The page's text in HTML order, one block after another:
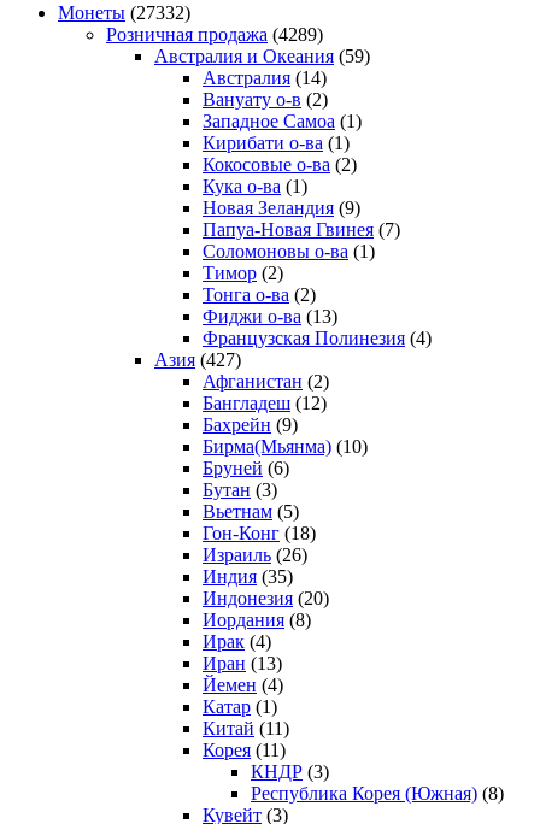
Монеты (27332)
Розничная продажа (4289)
Австралия и Океания (59)
Австралия (14)
Вануату о-в (2)
Западное Самоа (1)
Кирибати о-ва (1)
Кокосовые о-ва (2)
Кука о-ва (1)
Новая Зеландия (9)
Папуа-Новая Гвинея (7)
Соломоновы о-ва (1)
Тимор (2)
Тонга о-ва (2)
Фиджи о-ва (13)
Французская Полинезия (4)
Азия (427)
Афганистан (2)
Бангладеш (12)
Бахрейн (9)
Бирма(Мьянма) (10)
Бруней (6)
Бутан (3)
Вьетнам (5)
Гон-Конг (18)
Израиль (26)
Индия (35)
Индонезия (20)
Иордания (8)
Ирак (4)
Иран (13)
Йемен (4)
Катар (1)
Китай (11)
Корея (11)
КНДР (3)
Республика Корея (Южная) (8)
Кувейт (3)